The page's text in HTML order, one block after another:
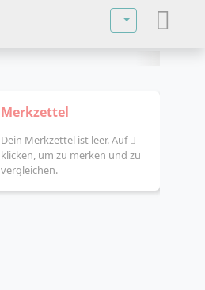
Sprache
Merkzettel
Dein Merkzettel ist leer. Auf
klicken, um zu merken und zu
vergleichen.